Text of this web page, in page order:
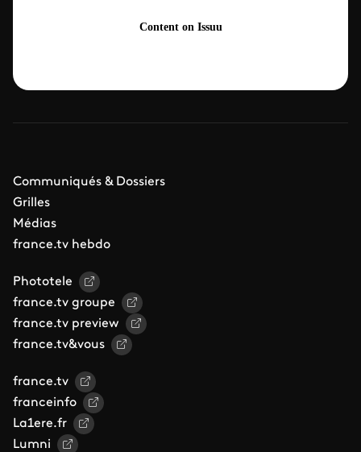
Communiqués & Dossiers
Grilles
Médias
france.tv hebdo
Phototele
france.tv groupe
france.tv preview
france.tv&vous
france.tv
franceinfo
La1ere.fr
Lumni